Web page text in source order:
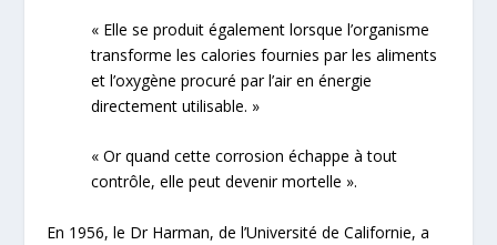
« Elle se produit également lorsque l’organisme
transforme les calories fournies par les aliments
et l’oxygène procuré par l’air en énergie
directement utilisable. »
« Or quand cette corrosion échappe à tout
contrôle, elle peutdevenir mortelle ».
En 1956, le Dr Harman, de l’Université de Californie, a